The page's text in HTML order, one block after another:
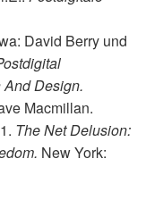
David Berry und
Design.
Macmillan.
The Net Delusion:
New York: